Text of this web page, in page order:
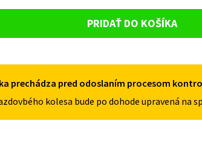
80R17
OD
135/
PRIDAŤ DO KOŠÍKA
prechádza pred odoslaním procesom
kolesa bude po dohode upravená na